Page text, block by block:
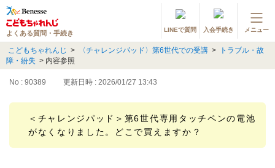
よくある質問・手続き LINEで質問 入会手続き メニュー
登録情報の変更・各種お手続き
会員ページへログイン
お客様サポート(手続き・照会)
よくある質問・お問い合わせ
こどもちゃれんじ > 〈チャレンジパッド〉第6世代での受講 >
トラブル・故
障・紛失 > 内容参照
No : 90389 更新日時 : 2026/01/27 13:43
＜チャレンジパッド＞第6世代専用タッチペンの電池
がなくなりました。どこで買えますか？